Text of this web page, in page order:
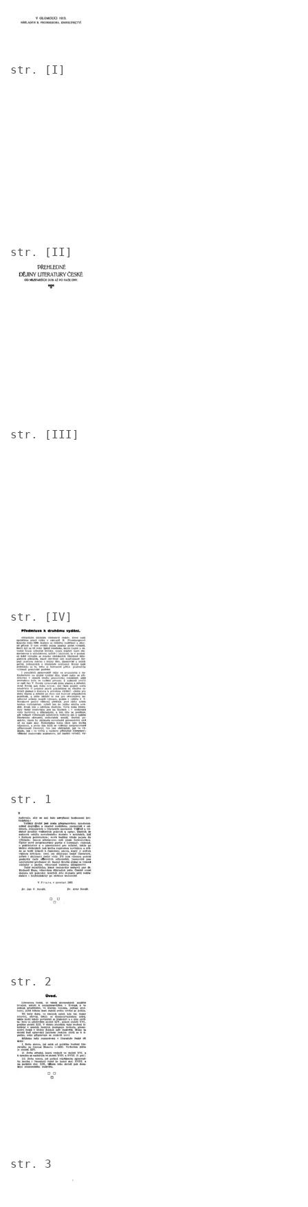
str. [I]
str. [II]
Image
str. [III]
str. [IV]
Image
str. 1
Image
str. 2
str. 3